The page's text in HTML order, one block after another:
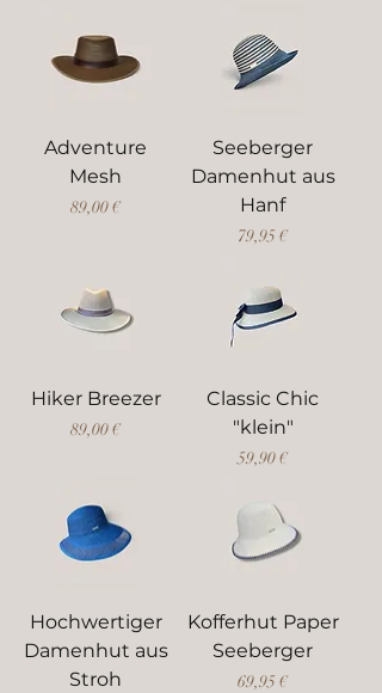
Adventure
Mesh
Preis
89,00 €
Seeberger
Damenhut aus
Hanf
Preis
79,95 €
Hiker Breezer
Preis
89,00 €
Classic Chic
"klein"
Preis
59,90 €
Hochwertiger
Damenhut aus
Stroh
Kofferhut Paper
Seeberger
Preis
69,95 €